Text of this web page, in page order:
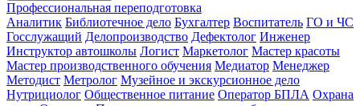
Профессиональная переподготовка
Аналитик Библиотечное дело Бухгалтер Воспитатель ГО и ЧС
Госслужащий Делопроизводство Дефектолог Инженер
Инструктор автошколы Логист Маркетолог Мастер красоты
Мастер производственного обучения Медиатор Менеджер
Методист Метролог Музейное и экскурсионное дело
Нутрициолог Общественное питание Оператор БПЛА Охрана